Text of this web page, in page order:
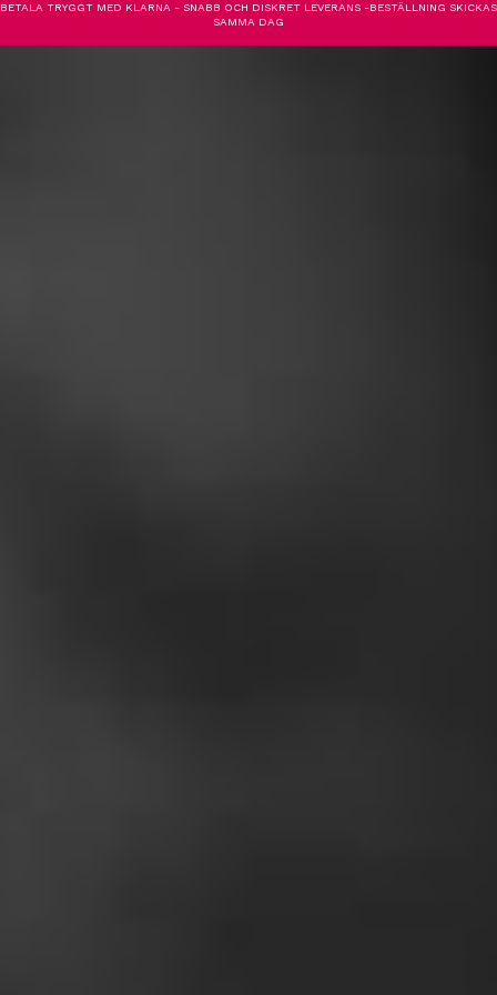
BETALA TRYGGT MED KLARNA - SNABB OCH DISKRET LEVERANS -BESTÄLLNING SKICKAS
SAMMA DAG